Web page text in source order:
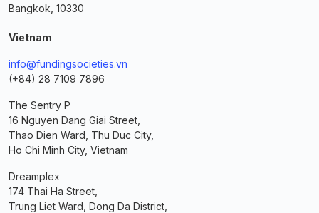
Bangkok, 10330
Vietnam
info@fundingsocieties.vn
(+84) 28 7109 7896
The Sentry P
16 Nguyen Dang Giai Street,
Thao Dien Ward, Thu Duc City,
Ho Chi Minh City, Vietnam
Dreamplex
174 Thai Ha Street,
Trung Liet Ward, Dong Da District,